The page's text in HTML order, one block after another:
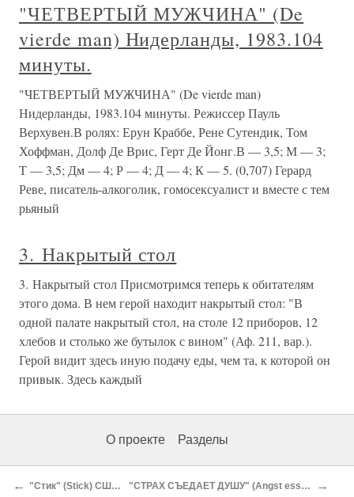
"ЧЕТВЕРТЫЙ МУЖЧИНА" (De
vierde man) Нидерланды, 1983.104
минуты.
"ЧЕТВЕРТЫЙ МУЖЧИНА" (De vierde man)
Нидерланды, 1983.104 минуты. Режиссер Пауль
Верхувен.В ролях: Ерун Краббе, Рене Сутендик, Том
Хоффман, Долф Де Врис, Герт Де Йонг.В — 3,5; М — 3;
Т — 3,5; Дм — 4; Р — 4; Д — 4; К — 5. (0,707) Герард
Реве, писатель-алкоголик, гомосексуалист и вместе с тем
рьяный
3. Накрытый стол
3. Накрытый стол Присмотримся теперь к обитателям
этого дома. В нем герой находит накрытый стол: "В
одной палате накрытый стол, на столе 12 приборов, 12
хлебов и столько же бутылок с вином" (Аф. 211, вар.).
Герой видит здесь иную подачу еды, чем та, к которой он
привык. Здесь каждый
О проекте Разделы
← "Стик" (Stick) США. 1985.109 минут. "СТРАХ СЪЕДАЕТ ДУШУ" (Angst essen Seele auf) ФРГ. 1974.94 минуты. →